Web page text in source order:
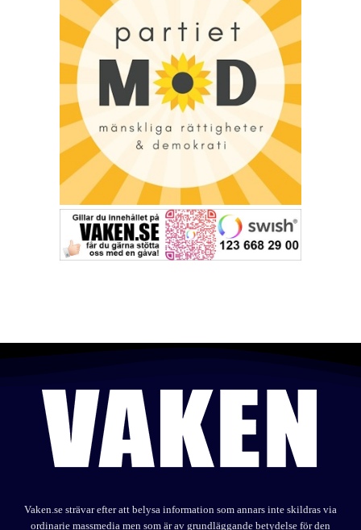
Vaken.se strävar efter att belysa information som annars inte skildras via
ordinarie massmedia men som är av grundläggande betydelse för den